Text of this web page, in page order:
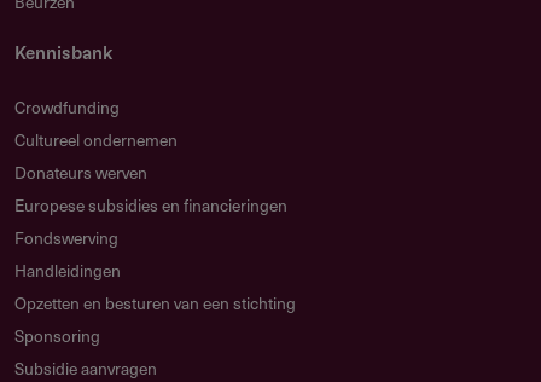
Bijlagen
Protocol regeling
Gebruikersnotities
Kennisbank
Crowdfunding
Cultureel ondernemen
Donateurs werven
Europese subsidies en financieringen
Fondswerving
Handleidingen
Opzetten en besturen van een stichting
Sponsoring
Subsidie aanvragen